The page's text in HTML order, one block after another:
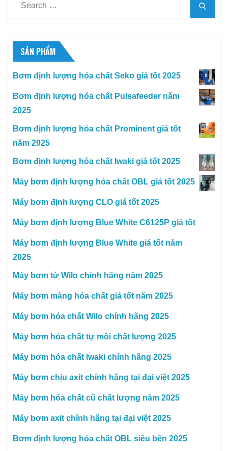
SẢN PHẨM
Bơm định lượng hóa chất Seko giá tốt 2025
Bơm định lượng hóa chất Pulsafeeder năm
2025
Bơm định lượng hóa chất Prominent giá tốt
năm 2025
Bơm định lượng hóa chất Iwaki giá tốt 2025
Máy bơm định lượng hóa chất OBL giá tốt 2025
Máy bơm định lượng CLO giá tốt 2025
Máy bơm định lượng Blue White C6125P giá tốt
Máy bơm định lượng Blue White giá tốt năm
2025
Máy bơm từ Wilo chính hãng năm 2025
Máy bơm màng hóa chất giá tốt năm 2025
Máy bơm hóa chất Wilo chính hãng 2025
Máy bơm hóa chất tự mồi chất lượng 2025
Máy bơm hóa chất Iwaki chính hãng 2025
Máy bơm chịu axit chính hãng tại đại việt 2025
Máy bơm hóa chất cũ chất lượng năm 2025
Máy bơm axit chính hãng tại đại việt 2025
Bơm định lượng hóa chất OBL siêu bền 2025